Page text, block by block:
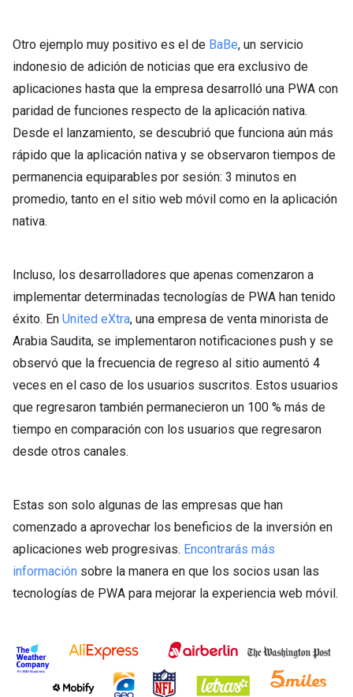
Otro ejemplo muy positivo es el de BaBe, un servicio
indonesio de adición de noticias que era exclusivo de
aplicaciones hasta que la empresa desarrolló una PWA con
paridad de funciones respecto de la aplicación nativa.
Desde el lanzamiento, se descubrió que funciona aún más
rápido que la aplicación nativa y se observaron tiempos de
permanencia equiparables por sesión: 3 minutos en
promedio, tanto en el sitio web móvil como en la aplicación
nativa.
Incluso, los desarrolladores que apenas comenzaron a
implementar determinadas tecnologías de PWA han tenido
éxito. En United eXtra, una empresa de venta minorista de
Arabia Saudita, se implementaron notificaciones push y se
observó que la frecuencia de regreso al sitio aumentó 4
veces en el caso de los usuarios suscritos. Estos usuarios
que regresaron también permanecieron un 100 % más de
tiempo en comparación con los usuarios que regresaron
desde otros canales.
Estas son solo algunas de las empresas que han
comenzado a aprovechar los beneficios de la inversión en
aplicaciones web progresivas. Encontrarás más
información sobre la manera en que los socios usan las
tecnologías de PWA para mejorar la experiencia web móvil.